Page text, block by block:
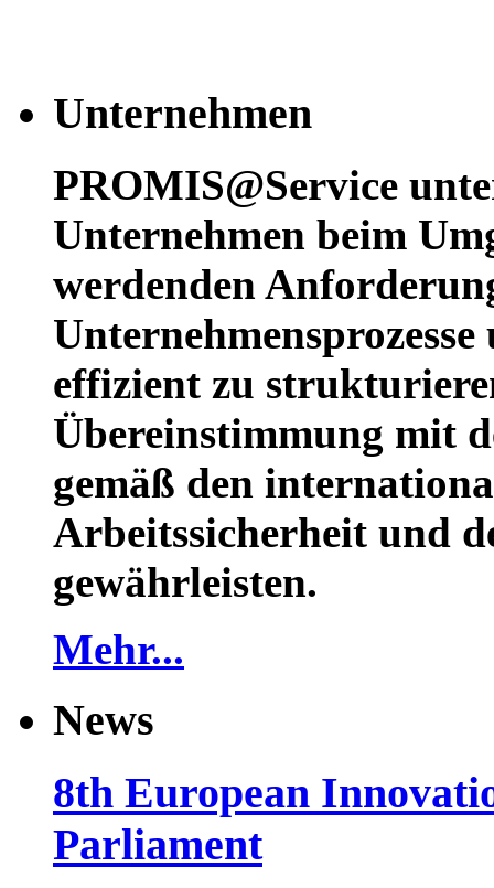
Unternehmen
PROMIS@Service
Unternehmen beim
werdenden
effizient zu
Übereinstimmung mit
gemäß den
Arbeitssicherheit und
gewährleisten.
Mehr...
News
8th European
Parliament